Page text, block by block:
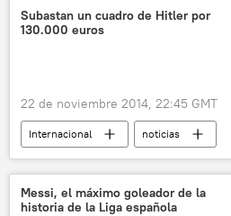
Subastan un cuadro de Hitler por
130.000 euros
22 de noviembre 2014, 22:45 GMT
Internacional noticias
Messi, el máximo goleador de la
historia de la Liga española